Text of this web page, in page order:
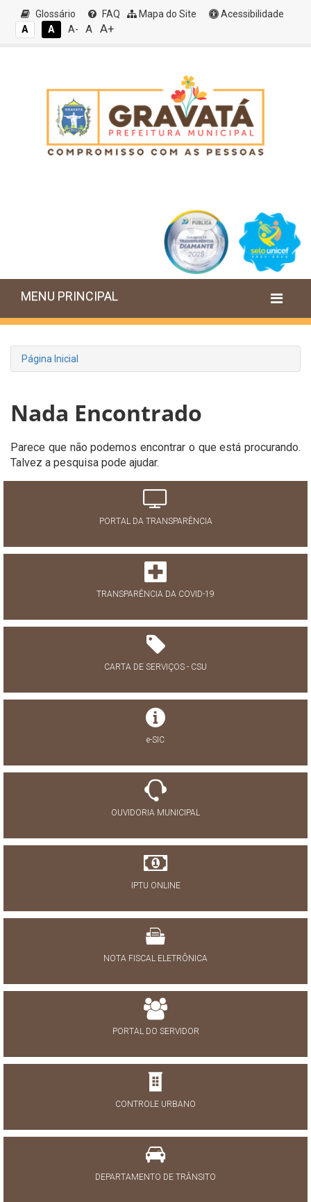
Glossário FAQ Mapa do Site
Acessibilidade
A
A A- A A+
MENU PRINCIPAL
Página Inicial
Nada Encontrado
Parece que não podemos encontrar o que está procurando.
Talvez a pesquisa pode ajudar.
PORTAL DA TRANSPARÊNCIA
TRANSPARÊNCIA DA COVID-19
CARTA DE SERVIÇOS - CSU
e-SIC
OUVIDORIA MUNICIPAL
IPTU ONLINE
NOTA FISCAL ELETRÔNICA
PORTAL DO SERVIDOR
CONTROLE URBANO
DEPARTAMENTO DE TRÂNSITO